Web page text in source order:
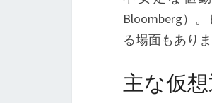
Bloomberg）
る場面もあり
主な仮